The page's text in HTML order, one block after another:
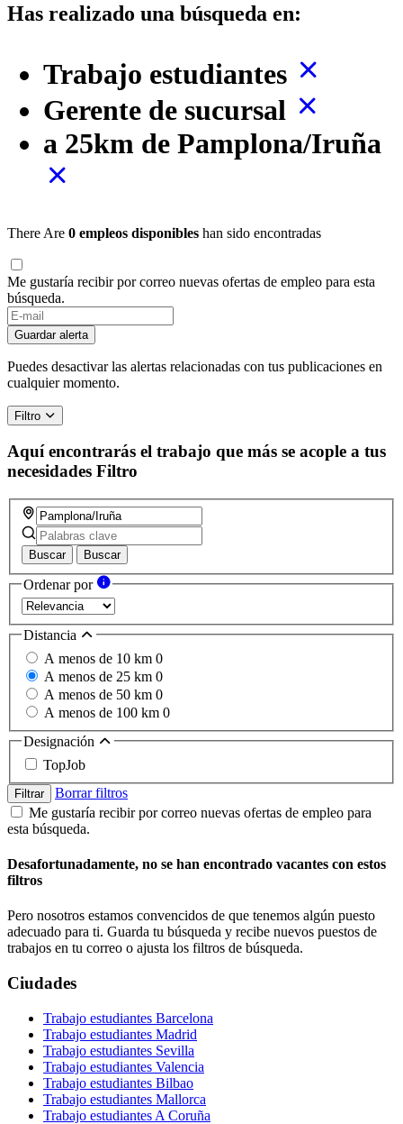
Has realizado una búsqueda en:
Trabajo estudiantes
Gerente de sucursal
a 25km de Pamplona/Iruña
There Are 0 empleos disponibles han sido encontradas
Me gustaría recibir por correo nuevas ofertas de empleo para esta
búsqueda.
Guardar alerta
Puedes desactivar las alertas relacionadas con tus publicaciones en
cualquier momento.
Filtro
Aquí encontrarás el trabajo que más se acople a tus
necesidades Filtro
Buscar Buscar
Ordenar por
Distancia
A menos de 10 km 0
A menos de 25 km 0
A menos de 50 km 0
A menos de 100 km 0
Designación
TopJob
Filtrar
Borrar filtros
Me gustaría recibir por correo nuevas ofertas de empleo para
esta búsqueda.
Desafortunadamente, no se han encontrado vacantes con estos
filtros
Pero nosotros estamos convencidos de que tenemos algún puesto
adecuado para ti. Guarda tu búsqueda y recibe nuevos puestos de
trabajos en tu correo o ajusta los filtros de búsqueda.
Ciudades
Trabajo estudiantes Barcelona
Trabajo estudiantes Madrid
Trabajo estudiantes Sevilla
Trabajo estudiantes Valencia
Trabajo estudiantes Bilbao
Trabajo estudiantes Mallorca
Trabajo estudiantes A Coruña